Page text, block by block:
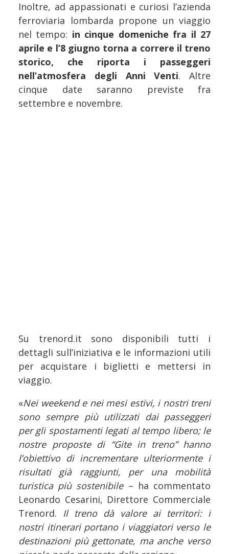
Inoltre, ad appassionati e curiosi l’azienda
ferroviaria lombarda propone un viaggio
nel tempo: in cinque domeniche fra il 27
aprile e l’8 giugno torna a correre il treno
storico, che riporta i passeggeri
nell’atmosfera degli Anni Venti. Altre
cinque date saranno previste fra
settembre e novembre.
Su trenord.it sono disponibili tutti i
dettagli sull’iniziativa e le informazioni utili
per acquistare i biglietti e mettersi in
viaggio.
«Nei weekend e nei mesi estivi, i nostri treni
sono sempre più utilizzati dai passeggeri
per gli spostamenti legati al tempo libero; le
nostre proposte di “Gite in treno” hanno
l’obiettivo di incrementare ulteriormente i
risultati già raggiunti, per una mobilità
turistica più sostenibile– ha commentato
Leonardo Cesarini, Direttore Commerciale
Trenord. Il treno dà valore ai territori: i
nostri itinerari portano i viaggiatori verso le
destinazioni più gettonate, ma anche verso